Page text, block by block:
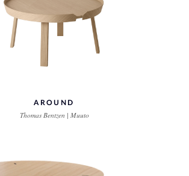
AROUND
Thomas Bentzen | Muuto